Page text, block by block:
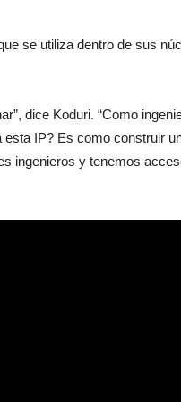
se utiliza dentro de sus
dice Koduri. “Como
IP? Es como construir
ingenieros y tenemos